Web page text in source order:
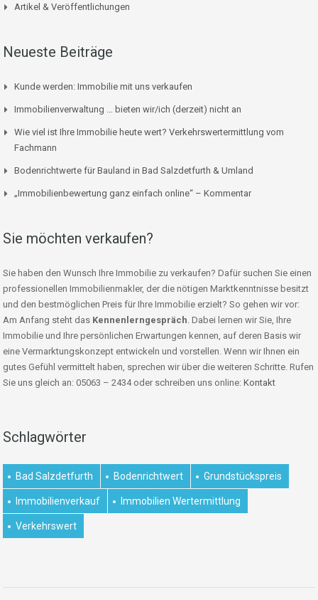
Artikel & Veröffentlichungen
Neueste Beiträge
Kunde werden: Immobilie mit uns verkaufen
Immobilienverwaltung … bieten wir/ich (derzeit) nicht an
Wie viel ist Ihre Immobilie heute wert? Verkehrswertermittlung vom
Fachmann
Bodenrichtwerte für Bauland in Bad Salzdetfurth & Umland
„Immobilienbewertung ganz einfach online“ – Kommentar
Sie möchten verkaufen?
Sie haben den Wunsch Ihre Immobilie zu verkaufen? Dafür suchen Sie einen
professionellen Immobilienmakler, der die nötigen Marktkenntnisse besitzt
und den bestmöglichen Preis für Ihre Immobilie erzielt? So gehen wir vor:
Am Anfang steht das Kennenlerngespräch . Dabei lernen wir Sie, Ihre
Immobilie und Ihre persönlichen Erwartungen kennen, auf deren Basis wir
eine Vermarktungskonzept entwickeln und vorstellen. Wenn wir Ihnen ein
gutes Gefühl vermittelt haben, sprechen wir über die weiteren Schritte. Rufen
Sie uns gleich an: 05063 – 2434 oder schreiben uns online: Kontakt
Schlagwörter
Bad Salzdetfurth Bodenrichtwert Grundstückspreis
Immobilienverkauf Immobilien Wertermittlung
Verkehrswert